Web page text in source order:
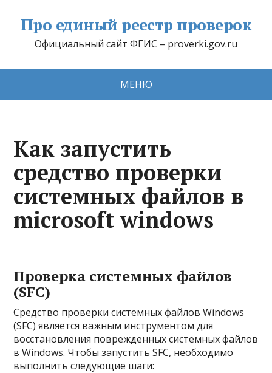
Про единый реестр проверок
Официальный сайт ФГИС – proverki.gov.ru
МЕНЮ
Как запустить
средство проверки
системных файлов в
microsoft windows
Проверка системных файлов
(SFC)
Средство проверки системных файлов Windows
(SFC) является важным инструментом для
восстановления поврежденных системных файлов
в Windows. Чтобы запустить SFC, необходимо
выполнить следующие шаги: